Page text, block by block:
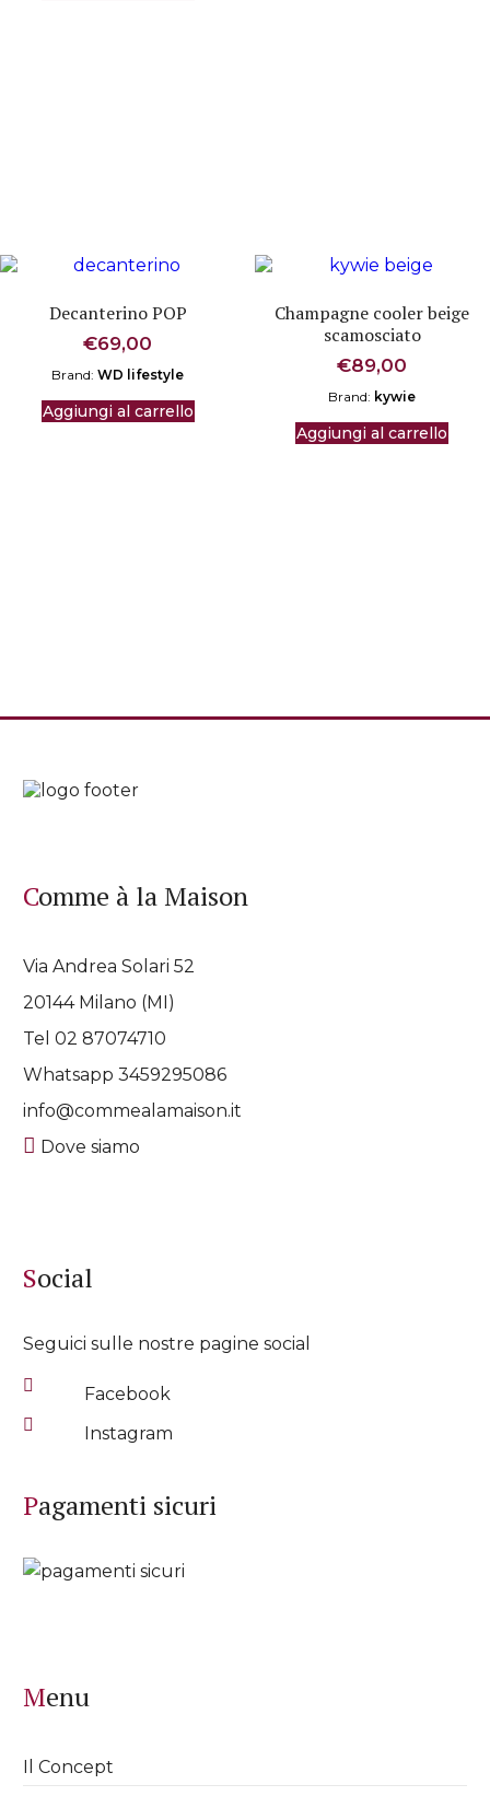
Decanterino POP
€69,00
Brand:WD lifestyle
Aggiungi al carrello
Champagne cooler beige
scamosciato
€89,00
Brand: kywie
Aggiungi al carrello
Comme à la Maison
Via Andrea Solari 52
20144 Milano (MI)
Tel 02 87074710
Whatsapp3459295086
info@commealamaison.it
Dove siamo
Social
Seguici sulle nostre pagine social
Facebook
Instagram
Pagamenti sicuri
Menu
Il Concept